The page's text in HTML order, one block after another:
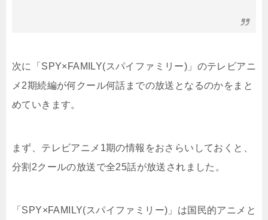
次に「SPY×FAMILY(スパイファミリー)」のテレビアニ
メ2期続編が何クール何話までの放送となるのかをまと
めていきます。
まず、テレビアニメ1期の情報をおさらいしておくと、
分割2クールの放送で全25話が放送されました。
「SPY×FAMILY(スパイファミリー)」は国民的アニメと